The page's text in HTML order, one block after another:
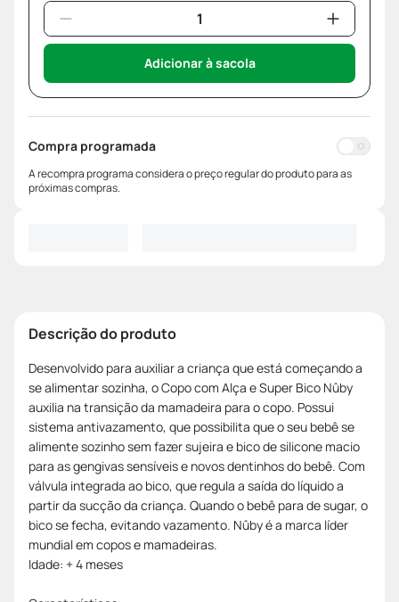
Adicionar à sacola
Compra programada
A recompra programa considera o preço regular do produto para as
próximas compras.
Descrição do produto
Desenvolvido para auxiliar a criança que está começando a
se alimentar sozinha, o Copo com Alça e Super Bico Nûby
auxilia na transição da mamadeira para o copo. Possui
sistema antivazamento, que possibilita que o seu bebê se
alimente sozinho sem fazer sujeira e bico de silicone macio
para as gengivas sensíveis e novos dentinhos do bebê. Com
válvula integrada ao bico, que regula a saída do líquido a
partir da sucção da criança. Quando o bebê para de sugar, o
bico se fecha, evitando vazamento. Nûby é a marca líder
mundial em copos e mamadeiras.
Idade: + 4 meses